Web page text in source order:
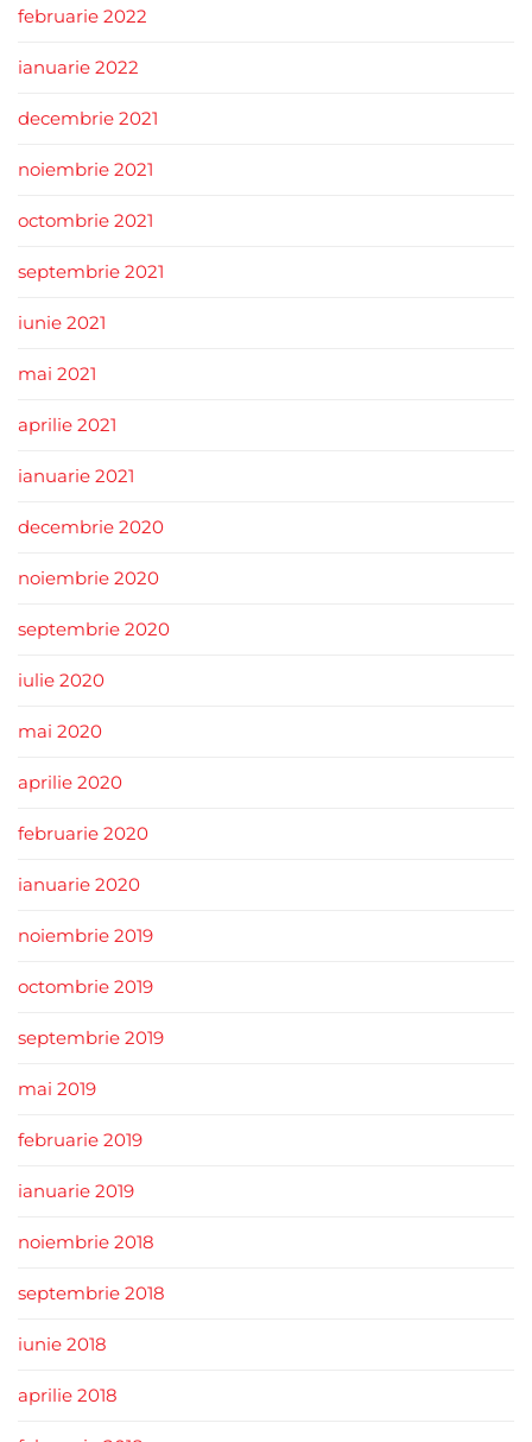
februarie 2022
ianuarie 2022
decembrie 2021
noiembrie 2021
octombrie 2021
septembrie 2021
iunie 2021
mai 2021
aprilie 2021
ianuarie 2021
decembrie 2020
noiembrie 2020
septembrie 2020
iulie 2020
mai 2020
aprilie 2020
februarie 2020
ianuarie 2020
noiembrie 2019
octombrie 2019
septembrie 2019
mai 2019
februarie 2019
ianuarie 2019
noiembrie 2018
septembrie 2018
iunie 2018
aprilie 2018